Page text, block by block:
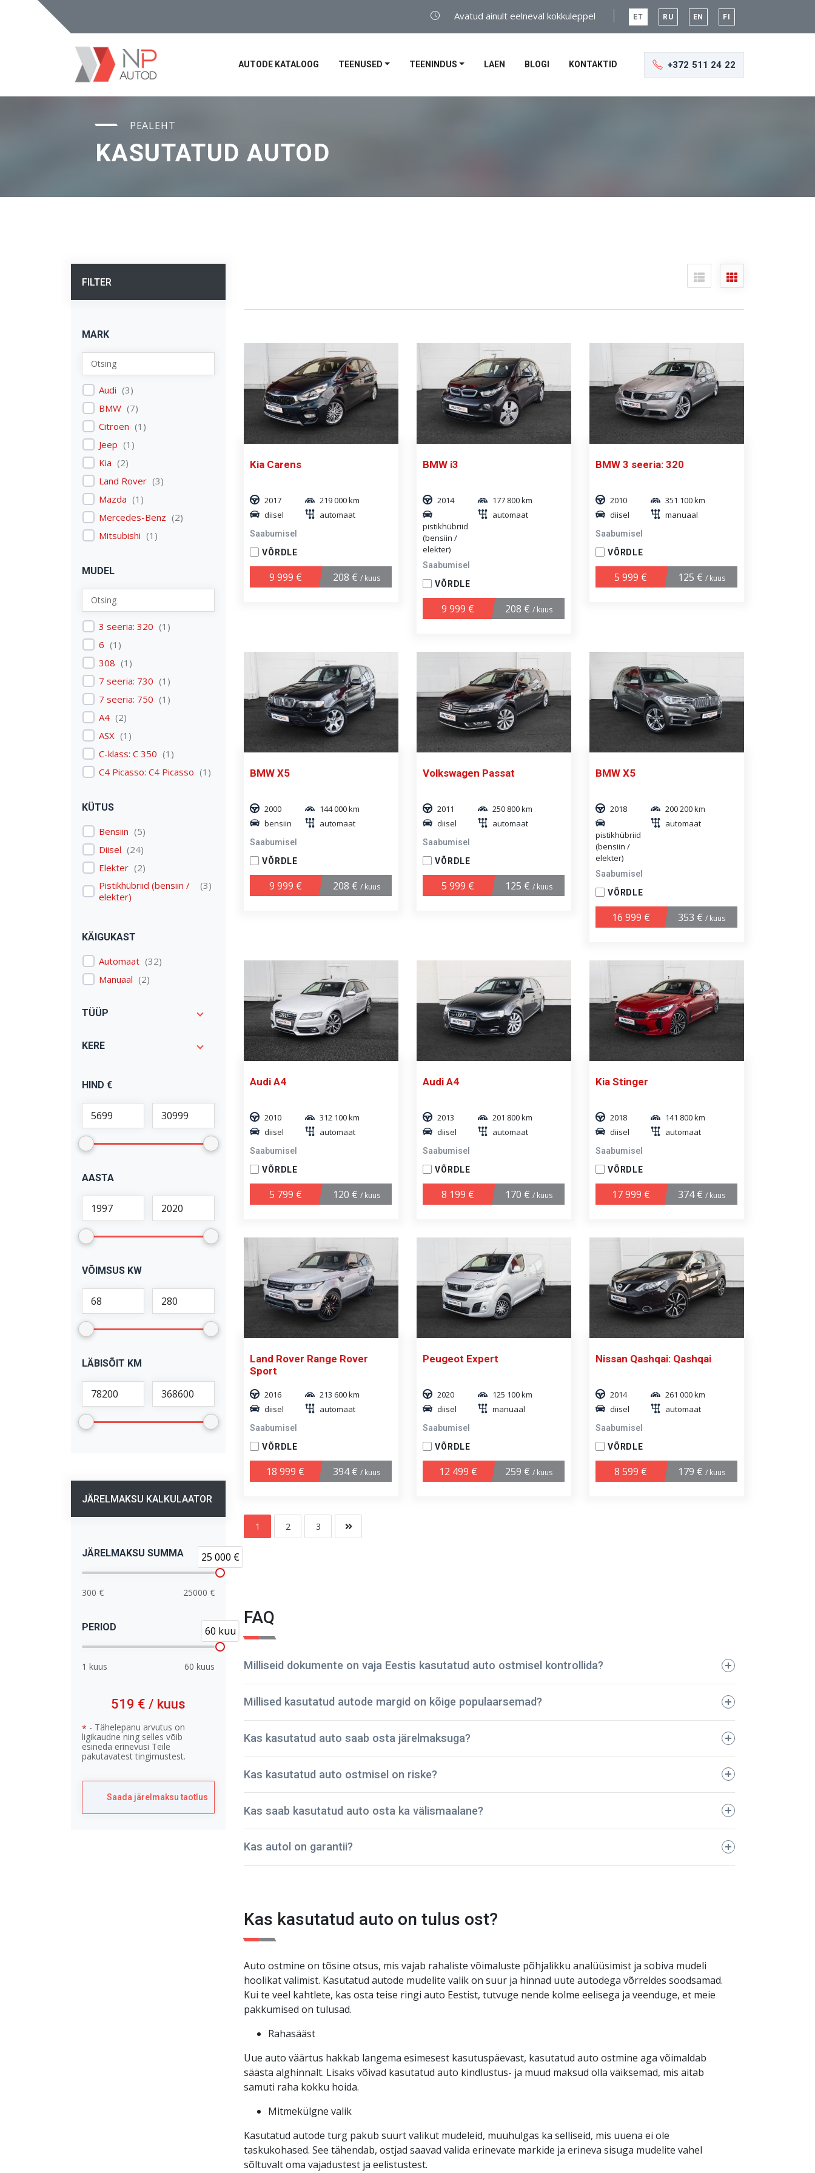
Avatud ainult eelneval kokkuleppel ET RU EN FI
AUTODE KATALOOG TEENUSED TEENINDUS LAEN BLOGI KONTAKTID +372 511 24 22
PEALEHT
KASUTATUD AUTOD
FILTER
MARK
Audi (3)
BMW (7)
Citroen (1 )
Jeep (1 )
Kia (2)
Land Rover (3)
Mazda (1 )
Mercedes-Benz (2)
Mitsubishi (1 )
Peugeot
Renault (1)
Skoda
Tesla (1 )
Volkswagen
Volvo
(3
MUDEL
3 seeria: 320 (1 )
6 (1 )
308 (1 )
7 seeria: 730 (1 )
7 seeria: 750 (1 )
A4 (2)
ASX (1 )
C-klass: C 350 (1 )
C4 Picasso: C4 Picasso (1 )
Discovery: Discovery 4
E-tron
1)
Expert
( 1)
I3
1
Model 3
(1 )
Octavia
Qashqai: Qashqai
S-klass: S 500
Stinger
V90
X5
KÜTUS
Bensiin (5)
Diisel (24)
Elekter (2)
Pistikhübriid (bensiin /
elekter)
(3)
KÄIGUKAST
Automaat (32)
Manuaal (2)
TÜÜP
KERE
HIND €
AASTA
VÕIMSUS KW
LÄBISÕIT KM
JÄRELMAKSU KALKULAATOR
JÄRELMAKSU SUMMA 25 000 €
300 € 25000 €
PERIOD 60 kuu
1 kuus 60 kuus
519 € / kuus
* - Tähelepanu arvutus on
ligikaudne ning selles võib
esineda erinevusi Teile
pakutavatest tingimustest.
Saada järelmaksu taotlus
Kia Carens
2017
219 000 km
diisel
automaat
Saabumisel
VÕRDLE
9 999 € 208 € / kuus
BMW i3
2014 177 800 km
pistikhübriid
(bensiin /
elekter)
automaat
Saabumisel
VÕRDLE
9 999 € 208 €/ kuus
BMW 3 seeria: 320
2010
351 100 km
diisel
manuaal
Saabumisel
VÕRDLE
5 999 € 125 €/ kuus
BMW X5
2000
144 000 km
bensiin
automaat
Saabumisel
VÕRDLE
9 999 € 208 € / kuus
Volkswagen Passat
2011
250 800 km
diisel
automaat
Saabumisel
VÕRDLE
5 999 € 125 €/ kuus
BMW X5
2018 200 200 km
pistikhübriid
(bensiin /
elekter)
automaat
Saabumisel
VÕRDLE
16 999 € 353 €/ kuus
Audi A4
2010
312 100 km
diisel
automaat
Saabumisel
VÕRDLE
5 799 € 120 € / kuus
Audi A4
2013
201 800 km
diisel
automaat
Saabumisel
VÕRDLE
8 199 € 170 €/ kuus
Kia Stinger
2018
141 800 km
diisel
automaat
Saabumisel
VÕRDLE
17 999 € 374 €/ kuus
Land Rover Range Rover
Sport
2016
213 600 km
diisel
automaat
Saabumisel
VÕRDLE
18 999 € 394 € / kuus
Peugeot Expert
2020
125 100 km
diisel
manuaal
Saabumisel
VÕRDLE
12 499 € 259 €/ kuus
Nissan Qashqai: Qashqai
2014
261 000 km
diisel
automaat
Saabumisel
VÕRDLE
8 599 € 179 €/ kuus
1 2 3
FAQ
Milliseid dokumente on vaja Eestis kasutatud auto ostmisel kontrollida?
tehniline pass;
avariide ja vigastuste ajalugu;
kindlustuspoliis;
sõidukimaksu korrektset tasumist kinnitavad dokumendid.
Millised kasutatud autode margid on kõige populaarsemad?
BMW
Audi
Mazda
Volkswagen
Kas kasutatud auto saab osta järelmaksuga?
Kas kasutatud auto ostmisel on riske?
Meie ettevõte on pidanud vastu – oleme müünud kontrollitud kasutatud autod juba üle 5 aasta! Kõik
sõidukid on põhjalikult kontrollitud ja tehniliselt heas korras. Seega võite olla kindel, et teie auto on
turvaline ja kestab kaua.
Kas saab kasutatud auto osta ka välismaalane?
Kas autol on garantii?
Kas kasutatud auto on tulus ost?
Auto ostmine on tõsine otsus, mis vajab rahaliste võimaluste põhjalikku analüüsimist ja sobiva mudeli
hoolikat valimist. Kasutatud autode mudelite valik on suur ja hinnad uute autodega võrreldes soodsamad.
Kui te veel kahtlete, kas osta teise ringi auto Eestist, tutvuge nende kolme eelisega ja veenduge, et meie
pakkumised on tulusad.
Rahasääst
Uue auto väärtus hakkab langema esimesest kasutuspäevast, kasutatud auto ostmine aga võimaldab
säästa alghinnalt. Lisaks võivad kasutatud auto kindlustus- ja muud maksud olla väiksemad, mis aitab
samuti raha kokku hoida.
Mitmekülgne valik
Kasutatud autode turg pakub suurt valikut mudeleid, muuhulgas ka selliseid, mis uuena ei ole
taskukohased. See tähendab, ostjad saavad valida erinevate markide ja erineva sisuga mudelite vahel
sõltuvalt oma vajadustest ja eelistustest.